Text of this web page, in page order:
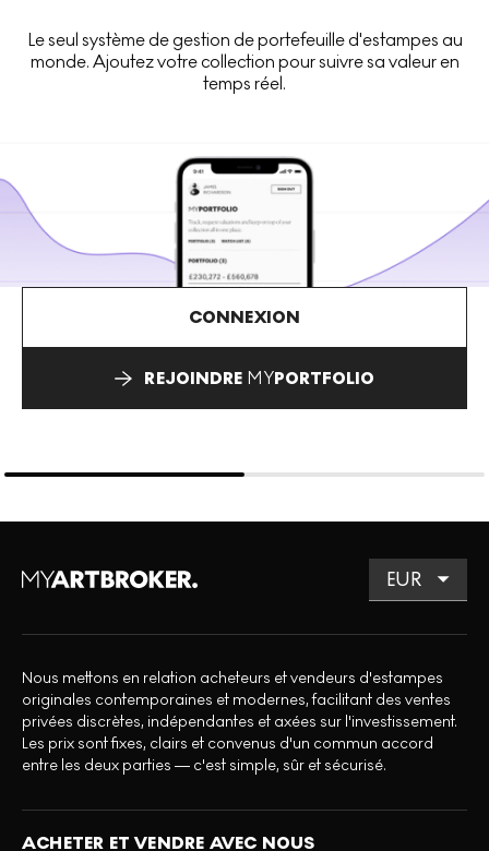
Le seul système de gestion de portefeuille d'estampes au
monde. Ajoutez votre collection pour suivre sa valeur en
temps réel.
CONNEXION
REJOINDRE MYPORTFOLIO
Nous mettons en relation acheteurs et vendeurs d'estampes
originales contemporaines et modernes, facilitant des ventes
privées discrètes, indépendantes et axées sur l'investissement.
Les prix sont fixes, clairs et convenus d'un commun accord
entre les deux parties — c'est simple, sûr et sécurisé.
ACHETER ET VENDRE AVEC NOUS